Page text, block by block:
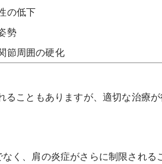
の低下
勢
節周囲の硬化
ることもありますが、適切な治療
く、肩の炎症がさらに制限される